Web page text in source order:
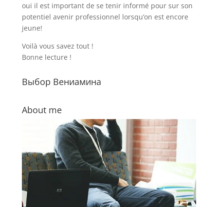
oui il est important de se tenir informé pour sur son
potentiel avenir professionnel lorsqu’on est encore
jeune!
Voilà vous savez tout !
Bonne lecture !
Выбор Вениамина
About me